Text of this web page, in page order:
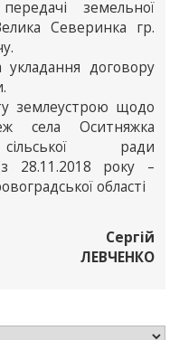
земельної
Северинка гр.
договору
землеустрою щодо
села Оситняжка
сільської ради
28.11.2018 року –
області
Сергій
ЛЕВЧЕНКО